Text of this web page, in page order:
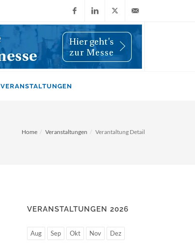
FacebookLinkedIn
X
(Twitter)
info@wiwi-
VERANSTALTUNGEN
Home Veranstaltungen Verantaltung Detail
VERANSTALTUNGEN 2026
Aug Sep Okt Nov Dez